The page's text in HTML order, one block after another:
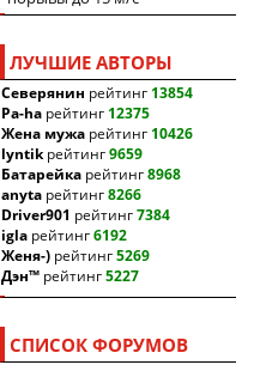
ЛУЧШИЕ АВТОРЫ
Северянин рейтинг 13854
Pa-ha рейтинг 12375
Жена мужа рейтинг 10426
lyntikрейтинг9659
Батарейка рейтинг8968
anyta рейтинг8266
Driver901 рейтинг7384
igla рейтинг6192
Женя-) рейтинг5269
Дэн™ рейтинг5227
СПИСОК ФОРУМОВ